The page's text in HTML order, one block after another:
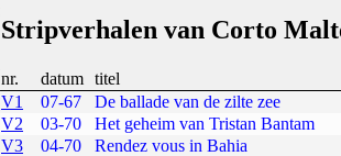
Stripverhalen van Corto
nr. datum titel
V1
07-67
De ballade van de zilte zee
V2
03-70
Het geheim van Tristan Bantam
V3
04-70
Rendez vous in Bahia